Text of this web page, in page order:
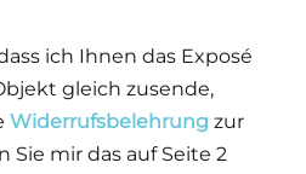
ich Ihnen das Exposé
gleich zusende,
Widerrufsbelehrung zur
Sie mir das auf Seite 2